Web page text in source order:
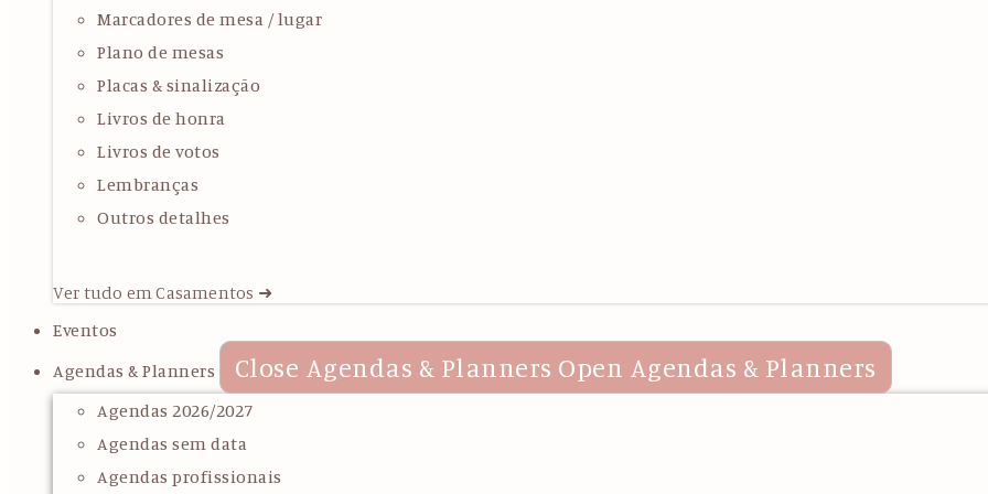
Marcadores de mesa / lugar
Plano de mesas
Placas & sinalização
Livros de honra
Livros de votos
Lembranças
Outros detalhes
Ver tudo em Casamentos ➜
Eventos
Agendas & Planners
Close Agendas & Planners Open Agendas & Planners
Agendas 2026/2027
Agendas sem data
Agendas profissionais